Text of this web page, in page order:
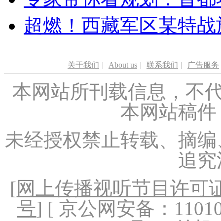
超燃！西藏军区某特
关于我们 | About us | 联系我们 | 广告服务
本网站所刊载信息，不
本网站稿
未经授权禁止转载、摘
追
[网上传播视听节目许可
号] [ 京公网安备：